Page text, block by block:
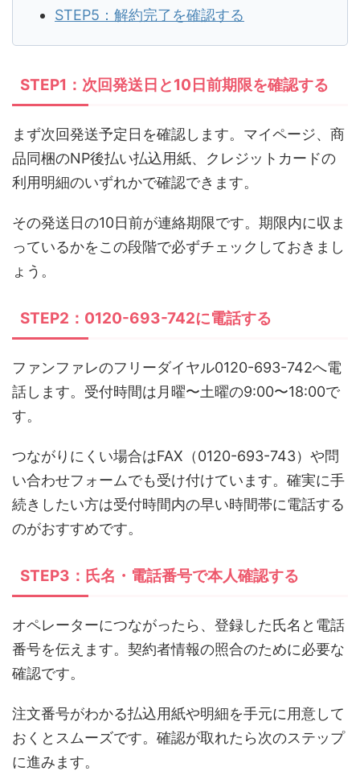
STEP5：解約完了を確認する
STEP1：次回発送日と10日前期限を確認する
まず次回発送予定日を確認します。マイページ、商
品同梱のNP後払い払込用紙、クレジットカードの
利用明細のいずれかで確認できます。
その発送日の10日前が連絡期限です。期限内に収ま
っているかをこの段階で必ずチェックしておきまし
ょう。
STEP2：0120-693-742に電話する
ファンファレのフリーダイヤル0120-693-742へ電
話します。受付時間は月曜〜土曜の9:00〜18:00で
す。
つながりにくい場合はFAX（0120-693-743）や問
い合わせフォームでも受け付けています。確実に手
続きしたい方は受付時間内の早い時間帯に電話する
のがおすすめです。
STEP3：氏名・電話番号で本人確認する
オペレーターにつながったら、登録した氏名と電話
番号を伝えます。契約者情報の照合のために必要な
確認です。
注文番号がわかる払込用紙や明細を手元に用意して
おくとスムーズです。確認が取れたら次のステップ
に進みます。